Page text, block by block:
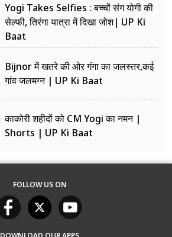
Yogi Takes Selfies : बच्चों संग योगी की
सेल्फी, तिरंगा यात्रा में दिखा जोश| UP Ki
Baat
Bijnor में खतरे की ओर गंगा का जलस्तर,कई
गांव जलमग्न | UP Ki Baat
काकोरी शहीदों को CM Yogi का नमन |
Shorts | UP Ki Baat
FOLLOW US ON